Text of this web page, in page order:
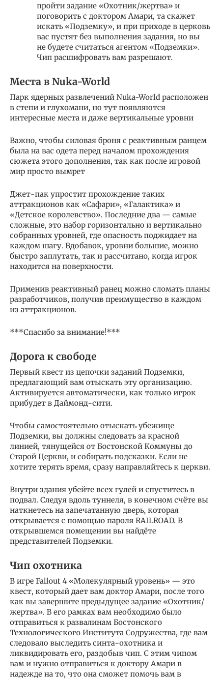
пройти задание «Охотник/жертва» и
поговорить с доктором Амари, та скажет
искать «Подземку», и при приходе в церковь
вас пустят без выполнения задания, но вы
не будете считаться агентом «Подземки».
Чип расшифровать вам разрешают.
Места в Nuka-World
Парк ядерных развлечений Nuka-World расположен
в степи и глухомани, но тут появляются
интересные места и даже вертикальные уровни
Важно, чтобы силовая броня с реактивным ранцем
была на вас одета перед началом прохождения
сюжета этого дополнения, так как после игровой
мир просто вымрет
Джет-пак упростит прохождение таких
аттракционов как «Сафари», «Галактика» и
«Детское королевство». Последние два — самые
сложные, это набор горизонтально и вертикально
собранных уровней, где опасность поджидает на
каждом шагу. Вдобавок, уровни большие, можно
быстро заплутать, так и рассчитано, когда игрок
находится на поверхности.
Применив реактивный ранец можно сломать планы
разработчиков, получив преимущество в каждом
из аттракционов.
***Спасибо за внимание!***
Дорога к свободе
Первый квест из цепочки заданий Подземки,
предлагающий вам отыскать эту организацию.
Активируется автоматически, как только игрок
прибудет в Даймонд-сити.
Чтобы самостоятельно отыскать убежище
Подземки, вы должны следовать за красной
линией, тянущейся от Бостонской Коммуны до
Старой Церкви, и собирать подсказки. Если не
хотите терять время, сразу направляйтесь к церкви.
Внутри здания убейте всех гулей и спуститесь в
подвал. Следуя вдоль туннеля, в конечном счёте вы
наткнетесь на запечатанную дверь, которая
открывается с помощью пароля RAILROAD. В
открывшемся помещении вы найдёте
представителей Подземки.
Чип охотника
В игре Fallout 4 «Молекулярный уровень» — это
квест, который дает вам доктор Амари, после того
как вы завершите предыдущее задание «Охотник/
жертва». В его рамках вам необходимо было
отправиться к развалинам Бостонского
Технологического Института Содружества, где вам
следовало выследить синта-охотника и
ликвидировать его, раздобыв чип. С этим чипом
вам и нужно отправиться к доктору Амари в
надежде на то, что она сможет помочь вам в